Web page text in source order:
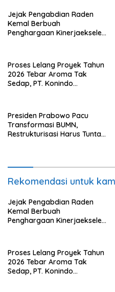
Jejak Pengabdian Raden
Kemal Berbuah
Penghargaan Kinerjaekselen
Proses Lelang Proyek Tahun
2026 Tebar Aroma Tak
Sedap, PT. Konindo
Presiden Prabowo Pacu
Transformasi BUMN,
Restrukturisasi Harus Tuntas
Rekomendasi untuk
Jejak Pengabdian Raden
Kemal Berbuah
Penghargaan Kinerjaekselen
Proses Lelang Proyek Tahun
2026 Tebar Aroma Tak
Sedap, PT. Konindo